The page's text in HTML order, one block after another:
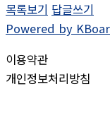
목록보기 답글쓰기
Powered by
이용약관
개인정보처리방침